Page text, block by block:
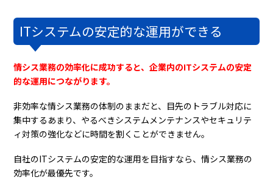
ITシステムの安定的な運用ができる
情シス業務の効率化に成功すると、企業内のITシステムの安定
的な運用につながります。
非効率な情シス業務の体制のままだと、目先のトラブル対応に
集中するあまり、やるべきシステムメンテナンスやセキュリテ
ィ対策の強化などに時間を割くことができません。
自社のITシステムの安定的な運用を目指すなら、情シス業務の
効率化が最優先です。